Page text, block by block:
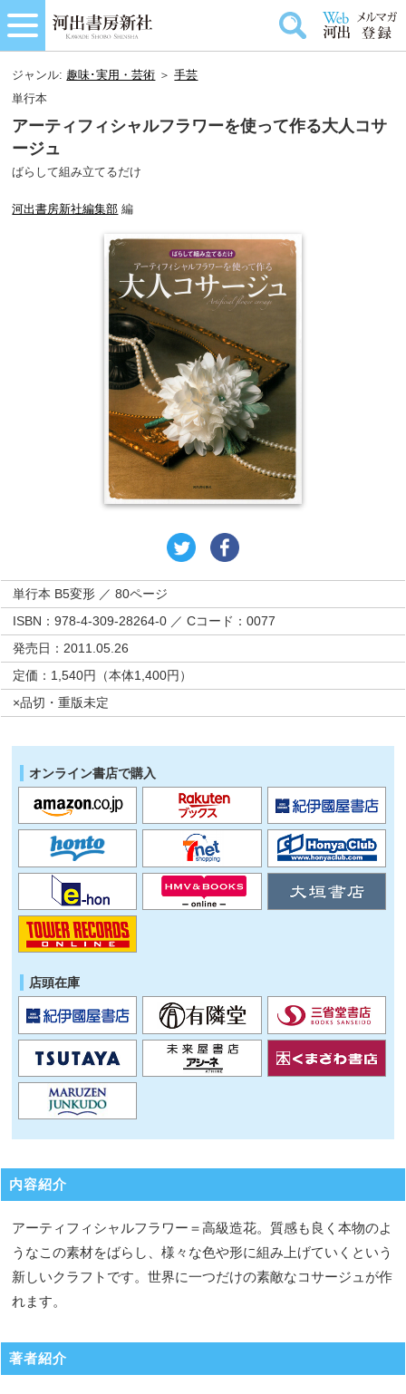
ジャンル: 趣味･実用・芸術 ＞手芸
単行本
アーティフィシャルフラワーを使って作る大人コサ
ージュ
ばらして組み立てるだけ
河出書房新社編集部 編
単行本 B5変形 ／ 80ページ
ISBN：978-4-309-28264-0 ／ Cコード：0077
発売日：2011.05.26
定価：1,540円（本体1,400円）
×品切・重版未定
オンライン書店で購入
店頭在庫
内容紹介
アーティフィシャルフラワー＝高級造花。質感も良く本物のよ
うなこの素材をばらし、様々な色や形に組み上げていくという
新しいクラフトです。世界に一つだけの素敵なコサージュが作
れます。
著者紹介